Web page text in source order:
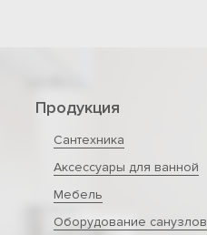
Продукция
Сантехника
Аксессуары для ванной
Мебель
Оборудование санузлов